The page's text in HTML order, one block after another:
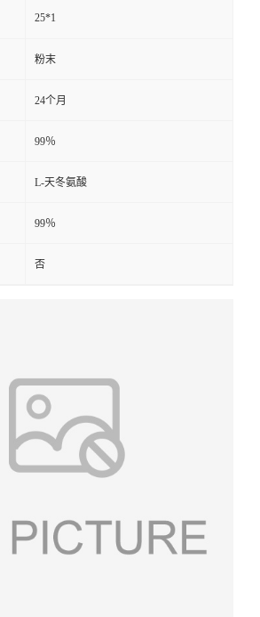
25*1
粉末
24个月
99％
L-天冬氨酸
99％
否